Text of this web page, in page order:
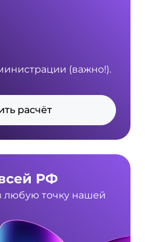
(важно!).
расчёт
РФ
любую точку нашей